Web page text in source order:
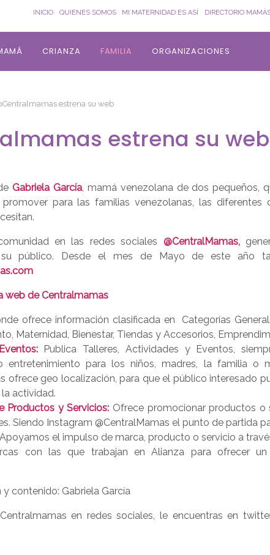
INICIO QUIENES SOMOS MI MATERNIDAD ES ASÍ DIRECTORIO
CRIANZA FAMILIA ORGANIZACIONES
estrena su web
estrena su web
Gabriela García, mamá venezolana de dos pequeños,
promover para las familias venezolanas, las
en las redes sociales @CentralMamas,
público. Desde el mes de Mayo de este año
web de Centralmamas
ofrece información clasificada en Categorías
Maternidad, Bienestar, Tiendas y Accesorios,
Publica Talleres, Actividades y Eventos,
entretenimiento para los niños, madres, la familia o
ofrece geo localización, para que el público interesado
actividad.
Productos y Servicios: Ofrece promocionar productos
Siendo Instagram @CentralMamas el punto de partida
Apoyamos el impulso de marca, producto o servicio a
con las que trabajan en Alianza para ofrecer
contenido: Gabriela García
en redes sociales, le encuentras en